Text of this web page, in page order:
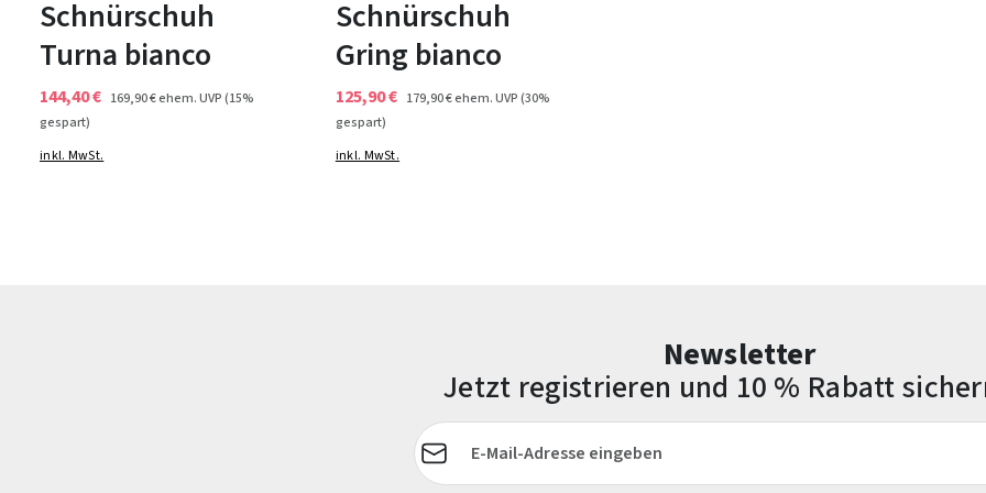
Schnürschuh
Turna bianco
144,40 € 169,90 €ehem. UVP(15%
gespart)
inkl. MwSt.
Schnürschuh
Gring bianco
125,90 € 179,90 €ehem. UVP(30%
gespart)
inkl. MwSt.
Newsletter
Jetzt registrieren und 10 % Rabatt
E-Mail-Adresse*